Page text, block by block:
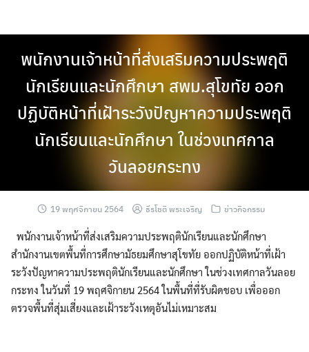
content
พนักงานเจ้าหน้าที่ส่งเสริมความประพฤติ
นักเรียนและนักศึกษา สพม.สุโขทัย ออก
ปฏิบัติหน้าที่เฝ้าระวังปัญหาความประพฤติ
นักเรียนและนักศึกษา ในช่วงเทศกาล
วันลอยกระทง
19 พฤศจิกายน 2564 ธีรโชติ พระเจริญ ข่าวกิจกรรม
พนักงานเจ้าหน้าที่ส่งเสริมความประพฤตินักเรียนและนักศึกษา
สำนักงานเขตพื้นที่การศึกษามัธยมศึกษาสุโขทัย ออกปฏิบัติหน้าที่เฝ้า
ระวังปัญหาความประพฤตินักเรียนและนักศึกษา ในช่วงเทศกาลวันลอย
กระทง ในวันที่ 19 พฤศจิกายน 2564 ในพื้นที่ที่รับผิดชอบ เพื่อออก
ตรวจพื้นที่สุ่มเสี่ยงและเฝ้าระวังเหตุอันไม่เหมาะสม